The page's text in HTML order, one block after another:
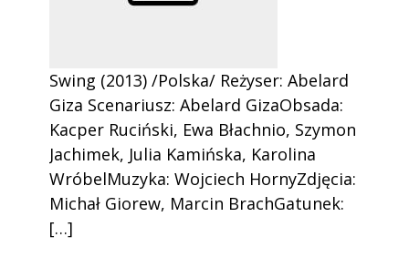
Swing (2013) /Polska/ Reżyser: Abelard
Giza Scenariusz: Abelard GizaObsada:
Kacper Ruciński, Ewa Błachnio, Szymon
Jachimek, Julia Kamińska, Karolina
WróbelMuzyka: Wojciech HornyZdjęcia:
Michał Giorew, Marcin BrachGatunek:
[…]